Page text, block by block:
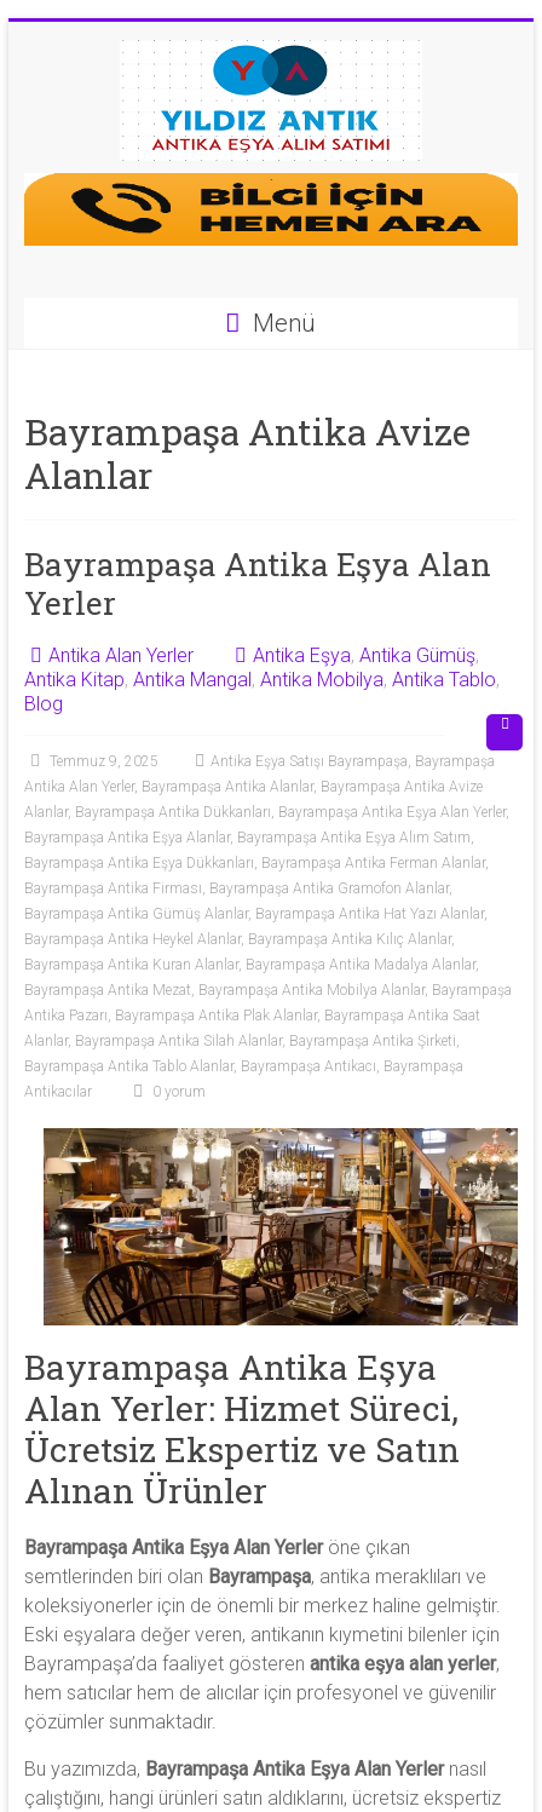
Antika
Eşya
0
543
53
50
Antika
eşya
alan
yerler
olarak
antika
tablo,
antika
plak,
antika
mobilya,
antika
silah,
antika
obje,
antika
heykel,
antika
porselen
antika
alıyoruz.
Menü
Bayrampaşa Antika Avize
Alanlar
Bayrampaşa Antika Eşya Alan
Yerler
Antika Alan Yerler Antika Eşya, Antika Gümüş,
Antika Kitap, Antika Mangal, Antika Mobilya, Antika Tablo,
Blog
Temmuz 9, 2025 Antika Eşya Satışı Bayrampaşa Bayrampaşa
Antika Alan Yerler, Bayrampaşa Antika Alanlar, Bayrampaşa Antika Avize
Alanlar, Bayrampaşa Antika Dükkanları Bayrampaşa Antika Eşya Alan Yerler,
Bayrampaşa Antika Eşya Alanlar, Bayrampaşa Antika Eşya Alım Satım
Bayrampaşa Antika Eşya Dükkanları Bayrampaşa Antika Ferman Alanlar,
Bayrampaşa Antika Firması Bayrampaşa Antika Gramofon Alanlar,
Bayrampaşa Antika Gümüş Alanlar, Bayrampaşa Antika Hat Yazı Alanlar,
Bayrampaşa Antika Heykel Alanlar, Bayrampaşa Antika Kılıç Alanlar,
Bayrampaşa Antika Kuran Alanlar, Bayrampaşa Antika Madalya Alanlar,
Bayrampaşa Antika Mezat Bayrampaşa Antika Mobilya Alanlar, Bayrampaşa
Antika Pazarı Bayrampaşa Antika Plak Alanlar, Bayrampaşa Antika Saat
Alanlar, Bayrampaşa Antika Silah Alanlar, Bayrampaşa Antika Şirketi
Bayrampaşa Antika Tablo Alanlar, Bayrampaşa Antikacı Bayrampaşa
Antikacılar
0 yorum
Bayrampaşa Antika Eşya
Alan Yerler: Hizmet Süreci,
Ücretsiz Ekspertiz ve Satın
Alınan Ürünler
Bayrampaşa Antika Eşya Alan Yerler öne çıkan
semtlerinden biri olan Bayrampaşa, antika meraklıları ve
koleksiyonerler için de önemli bir merkez haline gelmiştir.
Eski eşyalara değer veren, antikanın kıymetini bilenler için
Bayrampaşa’da faaliyet gösteren antika eşya alan yerler,
hem satıcılar hem de alıcılar için profesyonel ve güvenilir
çözümler sunmaktadır.
Bu yazımızda, Bayrampaşa Antika Eşya Alan Yerlernasıl
çalıştığını, hangi ürünleri satın aldıklarını, ücretsiz ekspertiz